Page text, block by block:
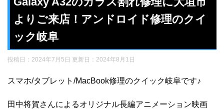
よりご来店！アンドロイド修理のクイ
ック岐阜
投稿日：2024年7月5日 更新日： 2024年8月1日
スマホ/タブレット/MacBook修理のクイック岐阜です♪
田中将賀さんによるオリジナル長編アニメーション映画